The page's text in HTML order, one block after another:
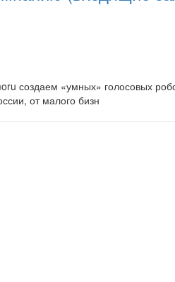
создаем «умных» голосовых
от малого бизн